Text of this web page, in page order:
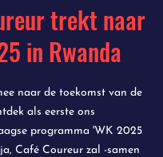
naar de toekomst van de
als eerste ons
programma 'WK 2025
Café Coureur zal -samen
trekt naar
in Rwanda